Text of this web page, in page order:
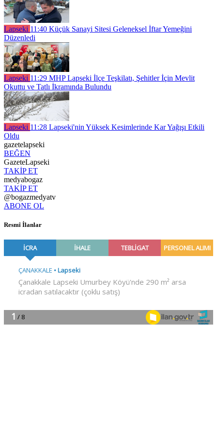
Lapseki 11:40 Küçük Sanayi Sitesi Geleneksel İftar Yemeğini
Düzenledi
Lapseki 11:29 MHP Lapseki İlçe Teşkilatı, Şehitler İçin Mevlit
Okuttu ve Tatlı İkramında Bulundu
Lapseki 11:28 Lapseki'nin Yüksek Kesimlerinde Kar Yağışı Etkili
Oldu
gazetelapseki
BEĞEN
GazeteLapseki
TAKİP ET
medyabogaz
TAKİP ET
@bogazmedyatv
ABONE OL
Resmî İlanlar